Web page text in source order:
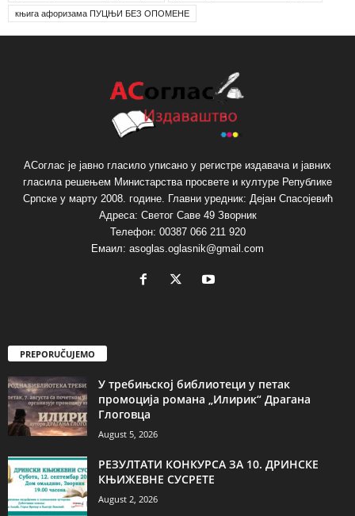
књига афоризама ПУЦЊИ БЕЗ ОПОМЕНЕ
АСоглас је јавно гласило уписано у регистре издавача и јавних
гласила решењем Министарства просвете и културе Републике
Српске у марту 2008. године. Главни уредник: Дејан Спасојевић
Адреса: Светог Саве 49 Зворник
Телефон: 00387 066 211 920
Емаил: asoglas.oglasnik@gmail.com
PREPORUČUJEMO
У требињској библиотеци у петак
промоција романа „Илирик“ Драгана
Глоговца
August 5, 2026
РЕЗУЛТАТИ КОНКУРСА ЗА 10. ДРИНСКЕ
КЊИЖЕВНЕ СУСРЕТЕ
August 2, 2026